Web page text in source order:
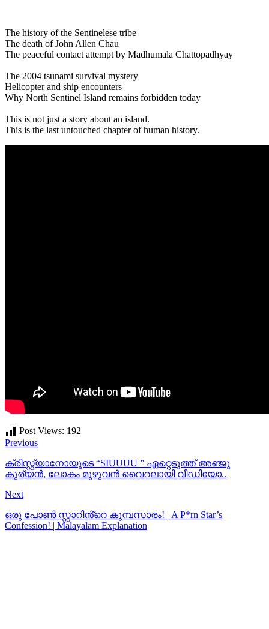
The history of the Sentinelese tribe
The death of John Allen Chau
The peaceful contact attempt by Madhumala Chattopadhyay
The 2004 tsunami survival mystery
Helicopter and ship encounters
Why North Sentinel Island remains forbidden today
This is not just a story about an island.
This is the last untouched chapter of human history.
Post Views: 192
Previous
ക്രിസ്റ്റ്യാനോയുടെ “SIUUUU ” ഏറ്റെടുത്ത് അഞ്ജു
കുര്യൻ, ലോകം മുഴുവൻ വൈറലായി വീഡിയോ..
Next
ഒരു പോൺ സ്റ്റാറിൻ്റെ കുമ്പസാരം! | A P*rn Star’s
Confession! | Malayalam Explanation